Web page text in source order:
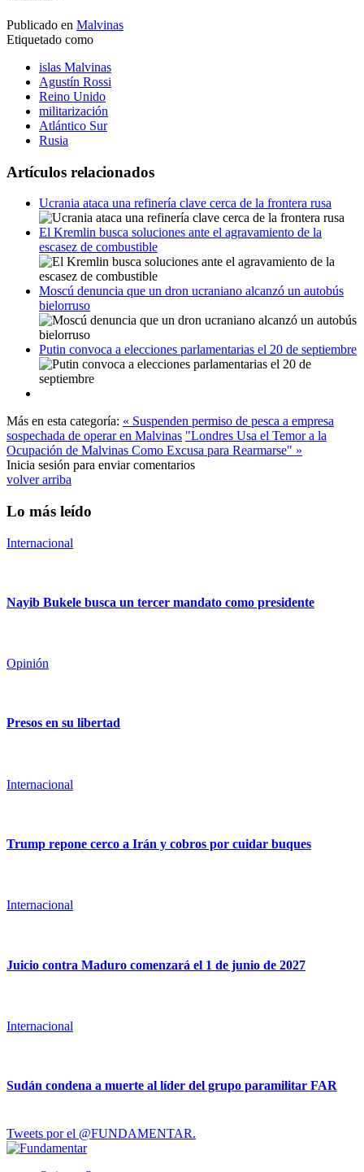
Publicado en Malvinas
Etiquetado como
islas Malvinas
Agustín Rossi
Reino Unido
militarización
Atlántico Sur
Rusia
Artículos relacionados
Ucrania ataca una refinería clave cerca de la frontera rusa
El Kremlin busca soluciones ante el agravamiento de la
escasez de combustible
Moscú denuncia que un dron ucraniano alcanzó un autobús
bielorruso
Putin convoca a elecciones parlamentarias el 20 de septiembre
Más en esta categoría: « Suspenden permiso de pesca a empresa
sospechada de operar en Malvinas "Londres Usa el Temor a la
Ocupación de Malvinas Como Excusa para Rearmarse" »
Inicia sesión para enviar comentarios
volver arriba
Lo más leído
Internacional
Nayib Bukele busca un tercer mandato como presidente
Opinión
Presos en su libertad
Internacional
Trump repone cerco a Irán y cobros por cuidar buques
Internacional
Juicio contra Maduro comenzará el 1 de junio de 2027
Internacional
Sudán condena a muerte al líder del grupo paramilitar FAR
Tweets por el @FUNDAMENTAR.